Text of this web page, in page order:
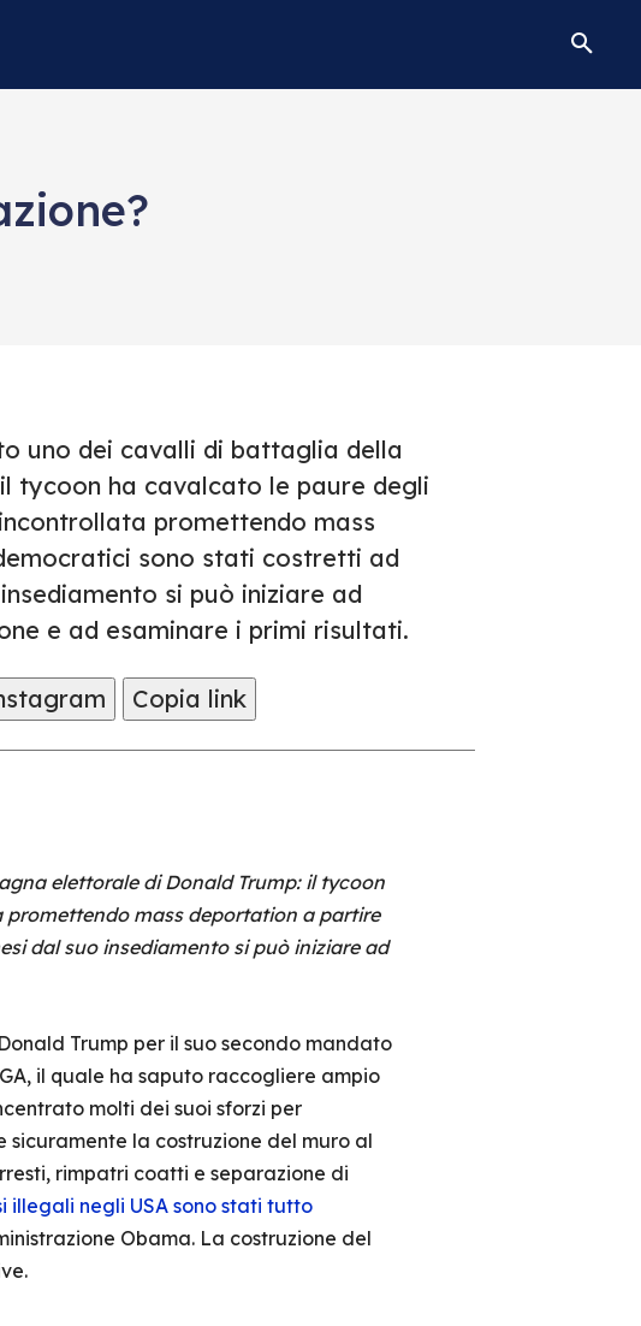
uno dei cavalli di battaglia della
tycoon ha cavalcato le paure degli
promettendo mass
sono stati costretti ad
si può iniziare ad
e ad esaminare i primi risultati.
Copia link
elettorale di Donald Trump: il tycoon
mass deportation a partire
dal suo insediamento si può iniziare ad
Trump per il suo secondo mandato
il quale ha saputo raccogliere ampio
molti dei suoi sforzi per
sicuramente la costruzione del muro al
rimpatri coatti e separazione di
illegali negli USA sono stati tutto
Obama. La costruzione del